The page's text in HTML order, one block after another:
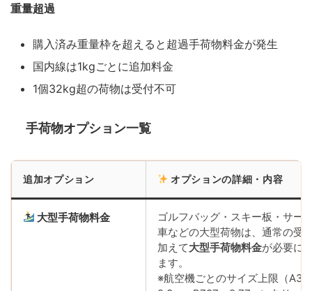
重量超過
購入済み重量枠を超えると超過手荷物料金が発生
国内線は1kgごとに追加料金
1個32kg超の荷物は受付不可
手荷物オプション一覧
追加オプション オプションの詳細・内容
大型手荷物料金
ゴルフバッグ・スキー板・サー
車などの大型荷物は、通常の受
加えて大型手荷物料金が必要に
ます。
※航空機ごとのサイズ上限（